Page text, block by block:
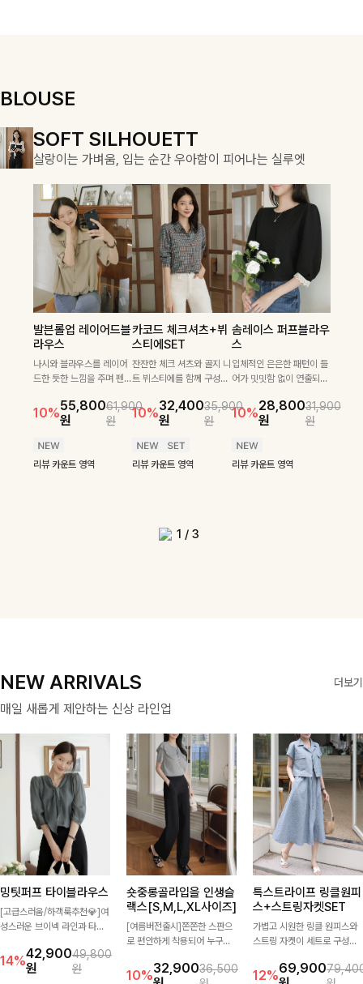
BLOUSE
SOFT SILHOUETT
살랑이는 가벼움, 입는 순간 우아함이 피어나는 실루엣
발븐롤업 레이어드블
라우스
나시와 블라우스를 레이어
드한 듯한 느낌을 주며 펜던
욱 세련되고 밑단에 밴딩이
내장되어있어 셔링을 은은
에요:)
10%55,800
원
61,900
원
리뷰 카운트 영역
카코드 체크셔츠+뷔
스티에SET
잔잔한 체크 셔츠와 골지 니
트 뷔스티에를 함께 구성해
레이어드룩을 연출해주는
세트입니다. 각각 단독으로
갖춘 아이템이에요🤎
10%32,400
원
35,900
원
리뷰 카운트 영역
솜레이스 퍼프블라우
스
입체적인 은은한 패턴이 들
어가 밋밋함 없이 연출되며
로 사랑스러운 분위기가 느
껴지는 블라우스🖤
10%28,800
원
31,900
원
리뷰 카운트 영역
COZY ESSENTIAL
매일의 일상을 부드럽게 감싸줄 니트 컬렉션
칠스트라이프 카
라7부니트
[골드버튼/클래식무
드🤍]스트라이프 패
턴으로 데일리룩에 포
인트를 더해줄 아이템
으로 깔끔한 이미지로
만들어 주는 7부 니
10%31,90035,400
폴딘울 골지유넥
니트
[여리핏/가벼운착용
감]은은하게 더해진
울 함유 소재로 포근
하면서도 가볍게 착용
로 골지 짜임 디테일
이 슬림한 실루엣을
일리로 즐기기 좋답니
26,900원
리뷰 카운트 영역
셀드펜던트 7부
니트
넉넉한 핏으로 편하게
이직 무드의 니트!레
터리 펜던트로 고급스
었어요:D
10%25,800
DOUBLE THE JOY
함께할 때 더욱 완벽한, 합리적인 선택으로 채우는 즐거움
카코드 체크셔츠+뷔
스티에SET
잔잔한 체크 셔츠와 골지 니
트 뷔스티에를 함께 구성해
레이어드룩을 연출해주는 세
트입니다. 각각 단독으로도
활용 가능해 실용성까지 갖
10%32,400
원
35,900
리뷰 카운트 영역
헨틴링클 날개티셔츠
+치마바지SET
[텐션감↑/구김↓]가볍게
입기만 해도 코디가 완성되
럽게 퍼지는 프릴 날개 소매
가 우아한 포인트를 더해드
립니다💕 잔잔한 링클 텍스
으로 하루 종일 산뜻하고 쾌
12%29,900
원
33,900
원
리뷰 카운트 영역
특스트라이프 링클원
피스+스트링자켓
SET
가볍고 시원한 링클 원피스
성되어 코디 고민 없이 완성
도 높은 스타일링을 연출해
주는 아이템 🤍 따로 또 같
며, 스트링 디테일로 다양한
69,900
원
79,400
1 / 3
NEW ARRIVALS 더보기
매일 새롭게 제안하는 신상 라인업
밍팃퍼프 타이블라우스
[고급스러움/하객룩추천💎]여
성스러운 브이넥 라인과 타이
드를 완성해주는 7부 블라우
스 🤍 여유로운 7부 소매로 편
14%42,900
원
49,800
원
숏중롱골라입을 인생슬
랙스[S,M,L,XL사이즈]
[여름버전출시]쫀쫀한 스판으
로 편안하게 착용되어 누구나
본·롱 기장과 와이드·부츠컷 핏
10%32,90036,500
특스트라이프 링클원피
스+스트링자켓SET
가볍고 시원한 링클 원피스와
스트링 자켓이 세트로 구성되
스타일링을 연출해주는 아이템
12%69,900